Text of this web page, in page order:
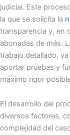
judicial. Este
la que se solicita la
transparencia y, en
abonadas de más.
trabajo detallado,
aportar pruebas y
máximo rigor
El desarrollo del
diversos factores,
complejidad del